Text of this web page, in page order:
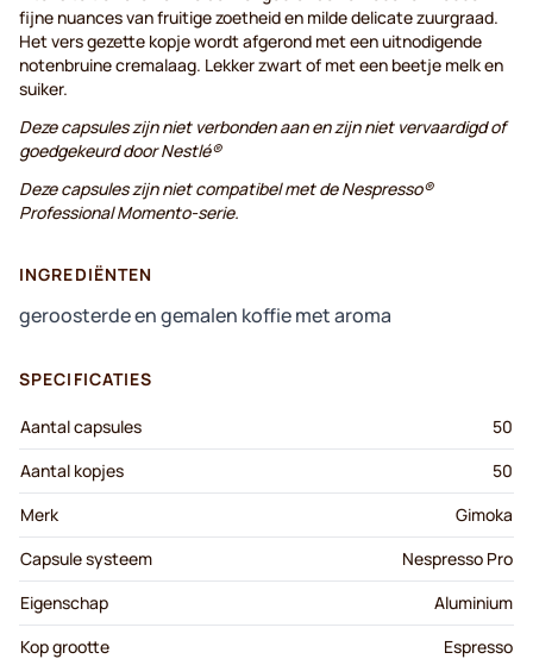
fijne nuances van fruitige zoetheid en milde delicate zuurgraad.
Het vers gezette kopje wordt afgerond met een uitnodigende
notenbruine cremalaag. Lekker zwart of met een beetje melk en
suiker.
Deze capsules zijn niet verbonden aan en zijn niet vervaardigd of
goedgekeurd door Nestlé®
Deze capsules zijn niet compatibel met de Nespresso®
Professional Momento-serie.
INGREDIËNTEN
geroosterde en gemalen koffie met aroma
SPECIFICATIES
Aantal capsules
50
Aantal kopjes
50
Merk
Gimoka
Capsule systeem
Nespresso Pro
Eigenschap
Aluminium
Kop grootte
Espresso